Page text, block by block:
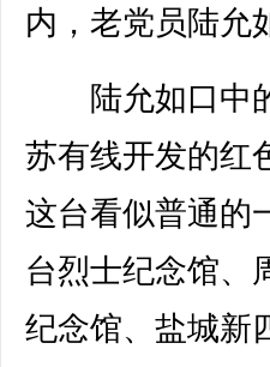
内，老党员陆允
陆允如口中的
苏有线开发的红
这台看似普通的
台烈士纪念馆、
纪念馆、盐城新